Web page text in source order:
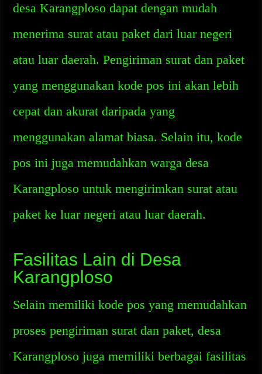
desa Karangploso dapat dengan mudah
menerima surat atau paket dari luar negeri
atau luar daerah. Pengiriman surat dan paket
yang menggunakan kode pos ini akan lebih
cepat dan akurat daripada yang
menggunakan alamat biasa. Selain itu, kode
pos ini juga memudahkan warga desa
Karangploso untuk mengirimkan surat atau
paket ke luar negeri atau luar daerah.
Fasilitas Lain di Desa
Karangploso
Selain memiliki kode pos yang memudahkan
proses pengiriman surat dan paket, desa
Karangploso juga memiliki berbagai fasilitas